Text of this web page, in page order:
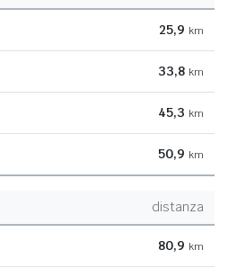
25,9 km
33,8 km
45,3 km
50,9 km
distanza
80,9 km